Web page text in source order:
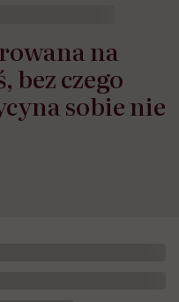
na
bez czego
sobie nie